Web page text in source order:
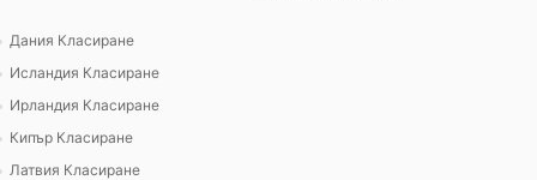
Дания Класиране
Исландия Класиране
Ирландия Класиране
Кипър Класиране
Латвия Класиране